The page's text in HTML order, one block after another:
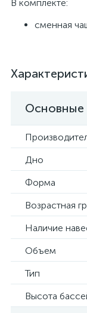
В комплекте:
сменная
Основные
Дно
Форма
Возрастная
Наличие
Объем
Тип
Высота